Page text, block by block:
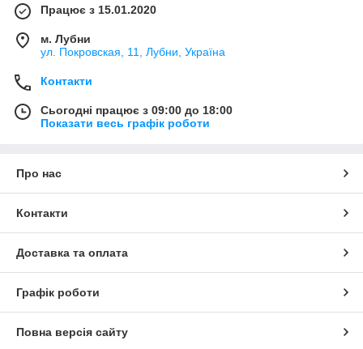
Працює з 15.01.2020
м. Лубни
ул. Покровская, 11, Лубни, Україна
Контакти
Сьогодні працює з 09:00 до 18:00
Показати весь графік роботи
Про нас
Контакти
Доставка та оплата
Графік роботи
Повна версія сайту